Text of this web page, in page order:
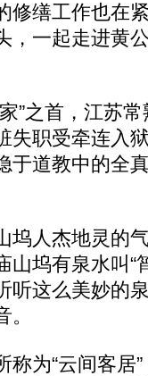
修缮工作也在
，一起走进黄
之首，江苏常
失职受牵连入
于道教中的全
人杰地灵的
坞有泉水叫“
听这么美妙的
为“云间客居”